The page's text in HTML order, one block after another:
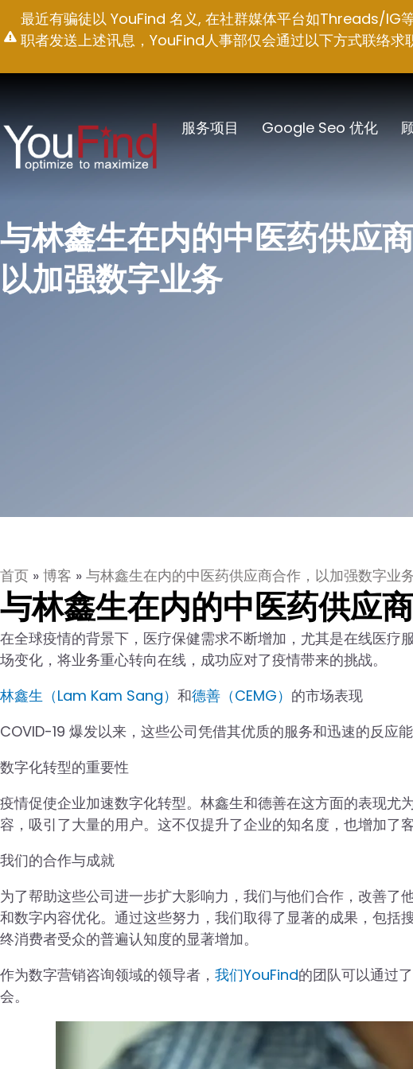
至
容
最近有骗徒以 YouFind 名义, 在社群媒体平台如Threads/IG
职者发送上述讯息，YouFind人事部仅会通过以下方式联络
服务项目 Google Seo 优化
与林鑫生在内的中医药供应
以加强数字业务
首页 » 博客 » 与林鑫生在内的中医药供应商合作，以加强数字业
与林鑫生在内的中医药供应
在全球疫情的背景下，医疗保健需求不断增加，尤其是在线医疗
场变化，将业务重心转向在线，成功应对了疫情带来的挑战。
林鑫生（Lam Kam Sang） 和德善（CEMG） 的市场表现
COVID-19 爆发以来，这些公司凭借其优质的服务和迅速的反应
数字化转型的重要性
疫情促使企业加速数字化转型。林鑫生和德善在这方面的表现尤
容，吸引了大量的用户。这不仅提升了企业的知名度，也增加了客
我们的合作与成就
为了帮助这些公司进一步扩大影响力，我们与他们合作，改善了
和数字内容优化。通过这些努力，我们取得了显著的成果，包括
终消费者受众的普遍认知度的显著增加。
作为数字营销咨询领域的领导者， 我们YouFind的团队可以通过
会。